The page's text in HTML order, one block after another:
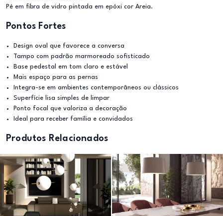
Pé em fibra de vidro pintada em epóxi cor Areia.
Pontos Fortes
Design oval que favorece a conversa
Tampo com padrão marmoreado sofisticado
Base pedestal em tom claro e estável
Mais espaço para as pernas
Integra-se em ambientes contemporâneos ou clássicos
Superfície lisa simples de limpar
Ponto focal que valoriza a decoração
Ideal para receber família e convidados
Produtos Relacionados